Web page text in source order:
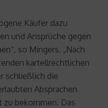
Käufer dazu
und Ansprüche gegen
so Mingers. „Nach
kartellrechtlichen
schließlich die
Absprachen
zu bekommen. Das